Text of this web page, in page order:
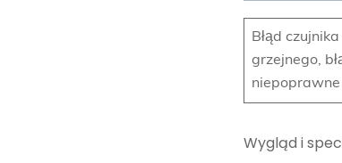
Błąd
grzejnego,
Wygląd i